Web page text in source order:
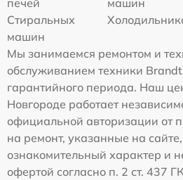
печей
машин
Стиральных
машин
Мы занимаемся ремонтом и
обслуживанием техники
гарантийного периода. Наш
Новгороде работает
официальной авторизации от
на ремонт, указанные на
ознакомительный характер и
офертой согласно п. 2 ст. 437